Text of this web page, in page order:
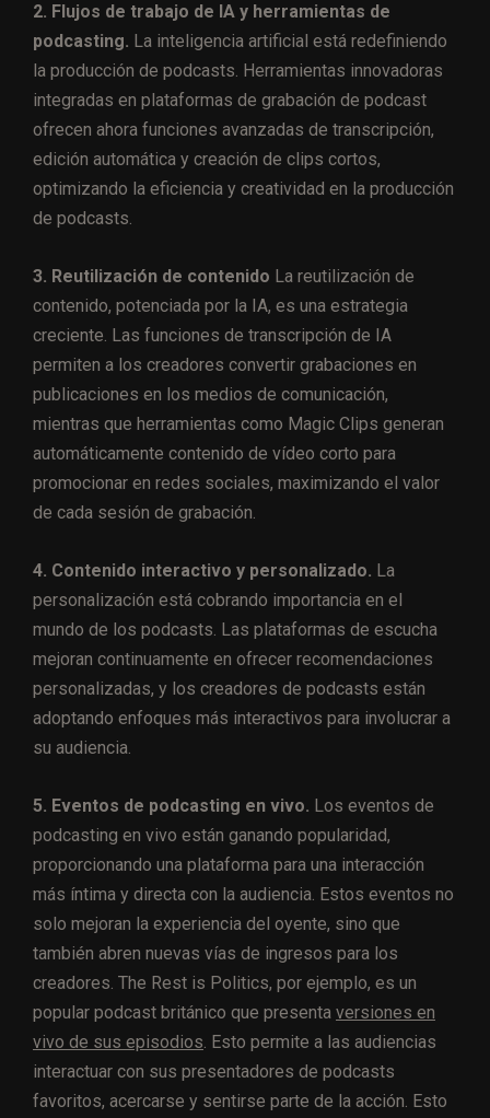
2. Flujos de trabajo de IA y herramientas de
podcasting. La inteligencia artificial está redefiniendo
la producción de podcasts. Herramientas innovadoras
integradas en plataformas de grabación de podcast
ofrecen ahora funciones avanzadas de transcripción,
edición automática y creación de clips cortos,
optimizando la eficiencia y creatividad en la producción
de podcasts.
3. Reutilización de contenido La reutilización de
contenido, potenciada por la IA, es una estrategia
creciente. Las funciones de transcripción de IA
permiten a los creadores convertir grabaciones en
publicaciones en los medios de comunicación,
mientras que herramientas como Magic Clips generan
automáticamente contenido de vídeo corto para
promocionar en redes sociales, maximizando el valor
de cada sesión de grabación.
4. Contenido interactivo y personalizado. La
personalización está cobrando importancia en el
mundo de los podcasts. Las plataformas de escucha
mejoran continuamente en ofrecer recomendaciones
personalizadas, y los creadores de podcasts están
adoptando enfoques más interactivos para involucrar a
su audiencia.
5. Eventos de podcasting en vivo. Los eventos de
podcasting en vivo están ganando popularidad,
proporcionando una plataforma para una interacción
más íntima y directa con la audiencia. Estos eventos no
solo mejoran la experiencia del oyente, sino que
también abren nuevas vías de ingresos para los
creadores. The Rest is Politics, por ejemplo, es un
popular podcast británico que presenta versiones en
vivo de sus episodios. Esto permite a las audiencias
interactuar con sus presentadores de podcasts
favoritos, acercarse y sentirse parte de la acción. Esto